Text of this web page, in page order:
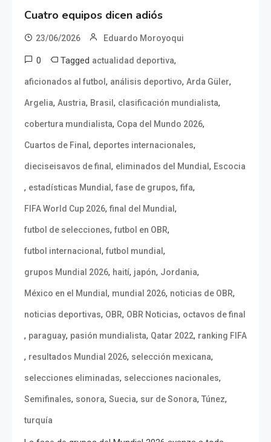
Cuatro equipos dicen adiós
23/06/2026 Eduardo Moroyoqui
0 Tagged actualidad deportiva,
aficionados al futbol , análisis deportivo, Arda Güler,
Argelia, Austria, Brasil , clasificación mundialista,
cobertura mundialista, Copa del Mundo 2026,
Cuartos de Final , deportes internacionales,
dieciseisavos de final , eliminados del Mundial , Escocia
, estadísticas Mundial , fase de grupos, fifa,
FIFA World Cup 2026, final del Mundial ,
futbol de selecciones, futbol en OBR,
futbol internacional , futbol mundial ,
grupos Mundial 2026, haití, japón, Jordania,
México en el Mundial , mundial 2026, noticias de OBR,
noticias deportivas, OBR, OBR Noticias, octavos de final
, paraguay, pasión mundialista, Qatar 2022, ranking FIFA
, resultados Mundial 2026, selección mexicana,
selecciones eliminadas, selecciones nacionales,
Semifinales, sonora, Suecia, sur de Sonora, Túnez,
turquía